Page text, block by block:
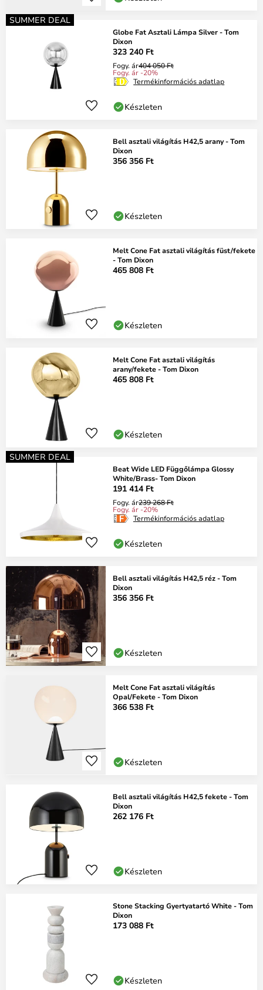
SUMMER DEAL
Globe Fat Asztali Lámpa Silver - Tom
Dixon
323 240 Ft
Fogy. ár404 050 Ft
Fogy. ár -20%
Termékinformációs adatlap
Készleten
Bell asztali világítás H42,5 arany - Tom
Dixon
356 356 Ft
Készleten
Melt Cone Fat asztali világítás füst/fekete
- Tom Dixon
465 808 Ft
Készleten
Melt Cone Fat asztali világítás
arany/fekete - Tom Dixon
465 808 Ft
Készleten
SUMMER DEAL
Beat Wide LED Függőlámpa Glossy
White/Brass- Tom Dixon
191 414 Ft
Fogy. ár239 268 Ft
Fogy. ár -20%
Termékinformációs adatlap
Készleten
Bell asztali világítás H42,5 réz - Tom
Dixon
356 356 Ft
Készleten
Melt Cone Fat asztali világítás
Opal/Fekete - Tom Dixon
366 538 Ft
Készleten
Bell asztali világítás H42,5 fekete - Tom
Dixon
262 176 Ft
Készleten
Stone Stacking Gyertyatartó White - Tom
Dixon
173 088 Ft
Készleten